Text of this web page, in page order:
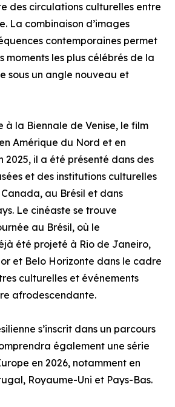
des circulations culturelles entre
La combinaison d’images
contemporaines permet
moments les plus célébrés de la
sous un angle nouveau et
à la Biennale de Venise, le film
Amérique du Nord et en
2025, il a été présenté dans des
et des institutions culturelles
au Brésil et dans
Le cinéaste se trouve
au Brésil, où le
été projeté à Rio de Janeiro,
et Belo Horizonte dans le cadre
culturelles et événements
afrodescendante.
s’inscrit dans un parcours
également une série
en 2026, notamment en
Royaume-Uni et Pays-Bas.